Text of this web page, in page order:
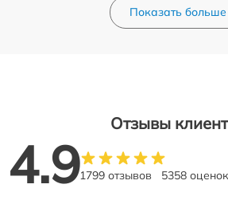
Показать больше
Отзывы
4.91799 отзывов 5358 оценок